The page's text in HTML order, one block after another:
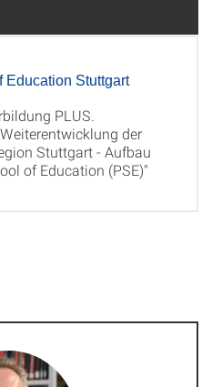
Education Stuttgart
PLUS.
der
Stuttgart - Aufbau
of Education (PSE)"